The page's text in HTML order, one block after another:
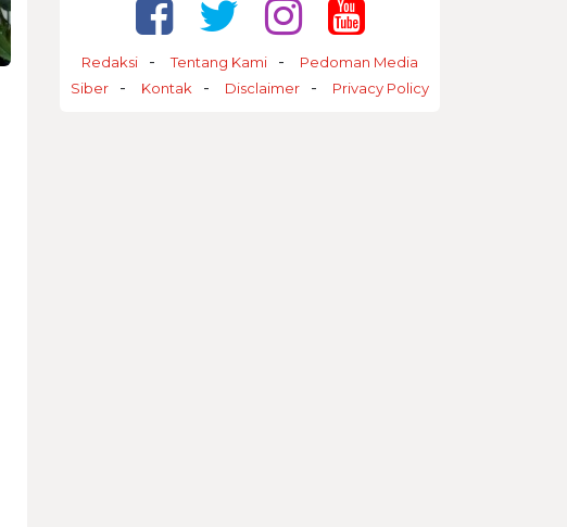
Redaksi Tentang Kami
Pedoman Media
Siber
Kontak Disclaimer Privacy Policy